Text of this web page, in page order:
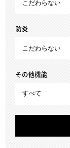
防炎
その他機能